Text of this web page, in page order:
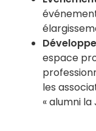
espace
les
« alumni la